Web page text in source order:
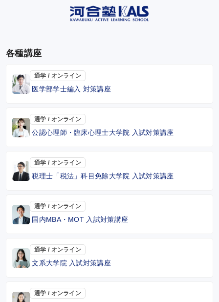
各種講座
通学 / オンライン
医学部学士編入 対策講座
通学 / オンライン
公認心理師・臨床心理士大学院 入試対策講座
通学 / オンライン
税理士「税法」科目免除大学院 入試対策講座
通学 / オンライン
国内MBA・MOT 入試対策講座
通学 / オンライン
文系大学院 入試対策講座
通学 / オンライン